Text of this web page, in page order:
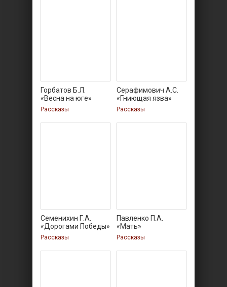
Горбатов Б.Л.
«Весна на юге»
Рассказы
Серафимович А.С.
«Гниющая язва»
Рассказы
Семенихин Г.А.
«Дорогами Победы»
Рассказы
Павленко П.А.
«Мать»
Рассказы